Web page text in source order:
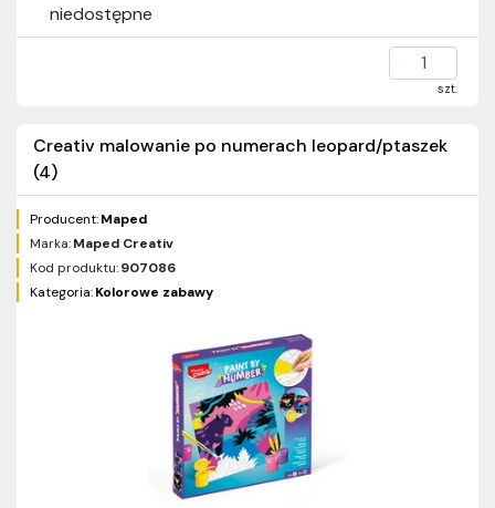
niedostępne
szt.
Creativ malowanie po numerach leopard/ptaszek
(4)
Producent:Maped
Marka:Maped Creativ
Kod produktu:907086
Kategoria:Kolorowe zabawy